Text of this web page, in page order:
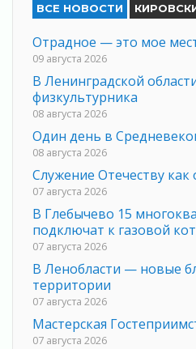
ВСЕ НОВОСТИ
Отрадное — это мое
09 августа 2026
В Ленинградской
физкультурника
08 августа 2026
Один день в
08 августа 2026
Служение Отечеству как
07 августа 2026
В Глебычево 15
подключат к газовой
07 августа 2026
В Ленобласти — новые
территории
07 августа 2026
Мастерская
07 августа 2026